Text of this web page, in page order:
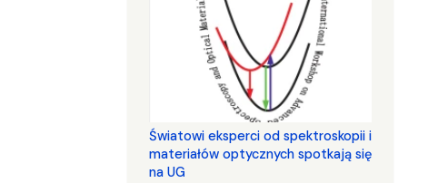
Światowi eksperci od spektroskopii i
materiałów optycznych spotkają się
na UG